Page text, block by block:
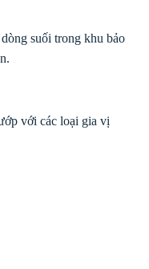
suối trong khu bảo
với các loại gia vị